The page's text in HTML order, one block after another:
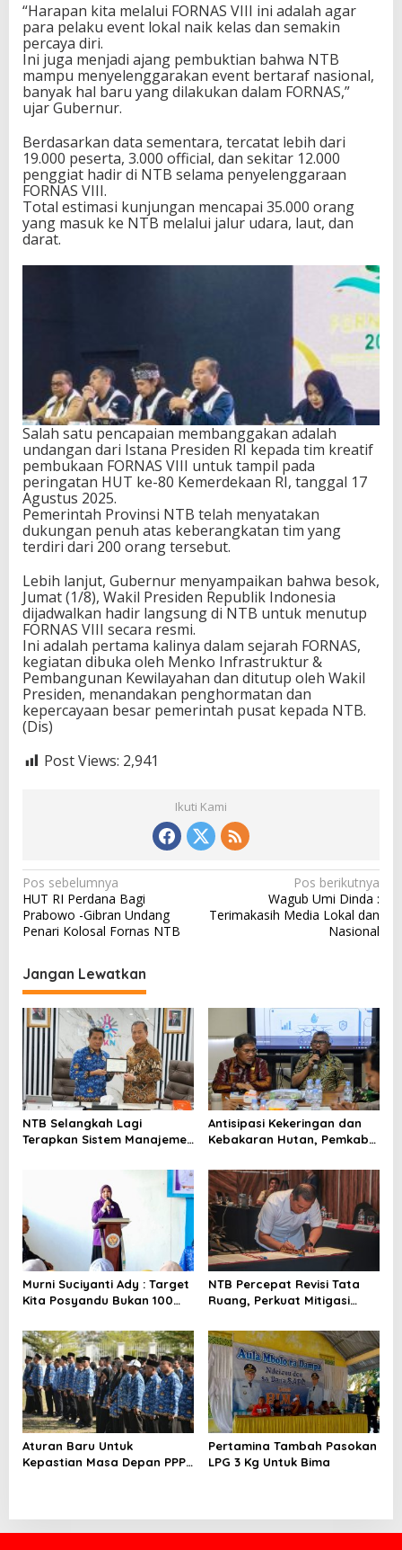
h
A
r
e
s
s
i
N
s
i
“Harapan kita melalui FORNAS VIII ini adalah agar
para pelaku event lokal naik kelas dan semakin
percaya diri.
Ini juga menjadi ajang pembuktian bahwa NTB
mampu menyelenggarakan event bertaraf nasional,
banyak hal baru yang dilakukan dalam FORNAS,”
ujar Gubernur.
Berdasarkan data sementara, tercatat lebih dari
19.000 peserta, 3.000 official, dan sekitar 12.000
penggiat hadir di NTB selama penyelenggaraan
FORNAS VIII.
Total estimasi kunjungan mencapai 35.000 orang
yang masuk ke NTB melalui jalur udara, laut, dan
darat.
Salah satu pencapaian membanggakan adalah
undangan dari Istana Presiden RI kepada tim kreatif
pembukaan FORNAS VIII untuk tampil pada
peringatan HUT ke-80 Kemerdekaan RI, tanggal 17
Agustus 2025.
Pemerintah Provinsi NTB telah menyatakan
dukungan penuh atas keberangkatan tim yang
terdiri dari 200 orang tersebut.
Lebih lanjut, Gubernur menyampaikan bahwa besok,
Jumat (1/8), Wakil Presiden Republik Indonesia
dijadwalkan hadir langsung di NTB untuk menutup
FORNAS VIII secara resmi.
Ini adalah pertama kalinya dalam sejarah FORNAS,
kegiatan dibuka oleh Menko Infrastruktur &
Pembangunan Kewilayahan dan ditutup oleh Wakil
Presiden, menandakan penghormatan dan
kepercayaan besar pemerintah pusat kepada NTB.
(Dis)
Post Views: 2,941
Ikuti Kami
N
a
v
g
a
s
i
p
o
s
Pos sebelumnya
HUT RI Perdana Bagi
Prabowo -Gibran Undang
Penari Kolosal Fornas NTB
Pos berikutnya
Wagub Umi Dinda :
Terimakasih Media Lokal dan
Nasional
Jangan Lewatkan
NTB Selangkah Lagi
Terapkan Sistem Manajemen
Antisipasi Kekeringan dan
Kebakaran Hutan, Pemkab
Murni Suciyanti Ady : Target
Kita Posyandu Bukan 100
Persen Berfungsi
NTB Percepat Revisi Tata
Ruang, Perkuat Mitigasi
Aturan Baru Untuk
Kepastian Masa Depan PPPK
Pertamina Tambah Pasokan
LPG 3 Kg Untuk Bima